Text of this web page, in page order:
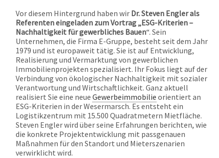
Vor diesem Hintergrund haben wir Dr.Steven Engler als
Referenten eingeladen zum Vortrag „ESG-Kriterien –
Nachhaltigkeit für gewerbliches Bauen“. Sein
Unternehmen, die Firma E-Gruppe, besteht seit dem Jahr
1979 und ist europaweit tätig.Sie ist auf Entwicklung,
Realisierung und Vermarktung von gewerblichen
Immobilienprojekten spezialisiert. Ihr Fokus liegt auf der
Verbindung von ökologischer Nachhaltigkeit mit sozialer
Verantwortung und Wirtschaftlichkeit. Ganz aktuell
realisiert Sie eine neueGewerbeimmobilie orientiert an
ESG-Kriterien in der Wesermarsch. Es entsteht ein
Logistikzentrum mit 15.500 Quadratmetern Mietfläche.
Steven Engler wird über seine Erfahrungen berichten, wie
die konkrete Projektentwicklung mit passgenauen
Maßnahmen für den Standort und Mieterszenarien
verwirklicht wird.